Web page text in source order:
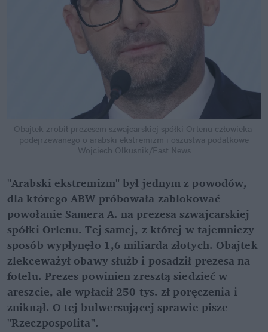
Obajtek zrobił prezesem szwajcarskiej spółki Orlenu człowieka
podejrzewanego o arabski ekstremizm i oszustwa podatkowe
Wojciech Olkusnik/East News
"Arabski ekstremizm" był jednym z powodów,
dla którego ABW próbowała zablokować
powołanie Samera A. na prezesa szwajcarskiej
spółki Orlenu. Tej samej, z której w tajemniczy
sposób wypłynęło 1,6 miliarda złotych. Obajtek
zlekceważył obawy służb i posadził prezesa na
fotelu. Prezes powinien zresztą siedzieć w
areszcie, ale wpłacił 250 tys. zł poręczenia i
zniknął. O tej bulwersującej sprawie pisze
"Rzeczpospolita".